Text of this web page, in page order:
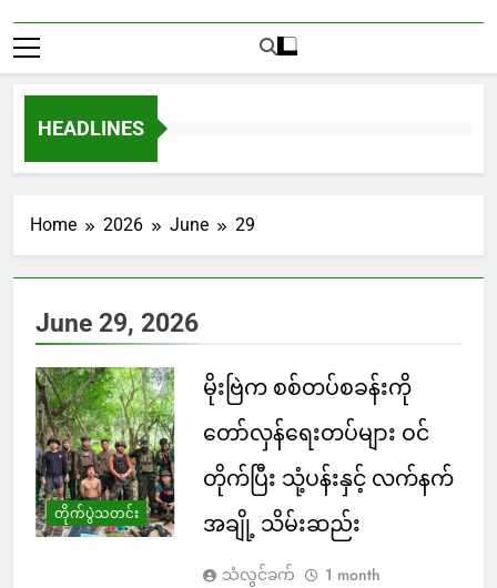
HEADLINES
Home 2026 June 29
June 29, 2026
တိုက်ပွဲသတင်း
မိုးဗြဲက စစ်တပ်စခန်းကို
တော်လှန်ရေးတပ်များ ဝင်
တိုက်ပြီး သုံ့ပန်းနှင့် လက်နက်
အချို့ သိမ်းဆည်း
သံလွင်ခက်
1 month